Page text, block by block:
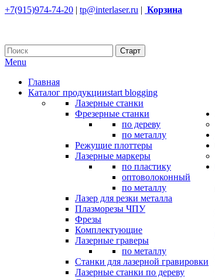
+7(915)974-74-20 | tp@interlaser.ru | Корзина
Menu
Главная
Каталог продукцииstart blogging
Лазерные станки
Фрезерные станки
по дереву
по металлу
Режущие плоттеры
Лазерные маркеры
по пластику
оптоволоконный
по металлу
Лазер для резки металла
Плазморезы ЧПУ
Фрезы
Комплектующие
Лазерные граверы
по металлу
Станки для лазерной гравировки
Лазерные станки по дереву